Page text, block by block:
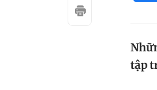
tập